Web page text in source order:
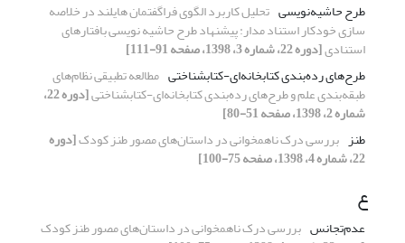
طرح حاشیه‌نویسی تحلیل کاربرد الگوی فراگفتمان هایلند در خلاصه
سازی خودکار استناد مدار: پیشنهاد طرح حاشیه نویسی بافتارهای
استنادی[دوره 22، شماره 3، 1398، صفحه 91-111]
طرح‌های رده‌بندی کتابخانه‌ای-کتابشناختی مطالعه تطبیقی نظام‌های
طبقه‌بندی علم و طرح‌های رده‌بندی کتابخانه‌ای-کتابشناختی [دوره 22،
شماره 2، 1398، صفحه 51-80]
طنز بررسی درک ناهمخوانی در داستان‌های مصور طنز کودک[دوره
22، شماره 4، 1398، صفحه 75-100]
ع
عدم‌تجانس بررسی درک ناهمخوانی در داستان‌های مصور طنز کودک